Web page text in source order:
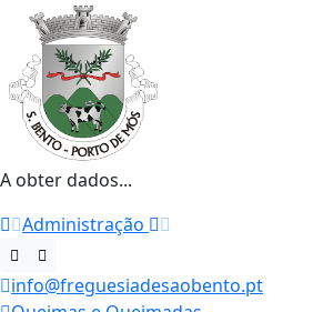
A obter dados...
Administração
info@freguesiadesaobento.pt